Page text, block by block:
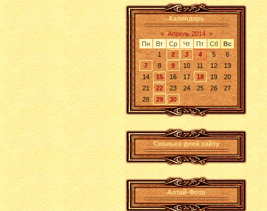
Календарь
« Апрель 2014 »
Пн
Вт Ср Чт Пт Сб
Вс
1
2 3 4 5
6
7
8 9 10 11 12
13
14
15 16 17 18 19
20
21
22 23 24 25 26
27
28
29 30
Сколько дней сайту
Алтай-Фото